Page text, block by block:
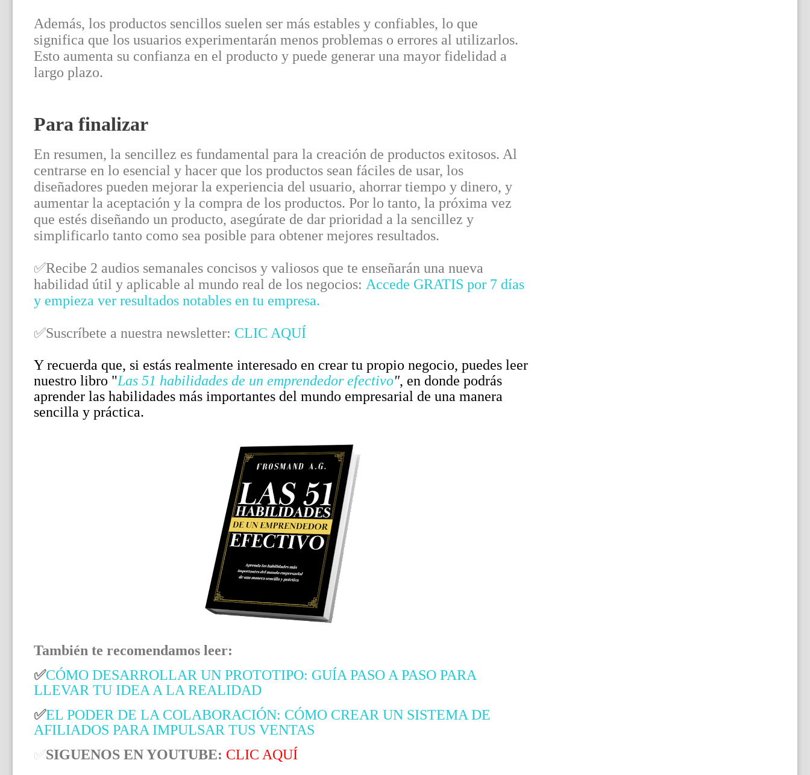
Además, los productos sencillos suelen ser más estables y confiables, lo que
significa que los usuarios experimentarán menos problemas o errores al utilizarlos.
Esto aumenta su confianza en el producto y puede generar una mayor fidelidad a
largo plazo.
Para finalizar
En resumen, la sencillez es fundamental para la creación de productos exitosos. Al
centrarse en lo esencial y hacer que los productos sean fáciles de usar, los
diseñadores pueden mejorar la experiencia del usuario, ahorrar tiempo y dinero, y
aumentar la aceptación y la compra de los productos. Por lo tanto, la próxima vez
que estés diseñando un producto, asegúrate de dar prioridad a la sencillez y
simplificarlo tanto como sea posible para obtener mejores resultados.
✅Recibe 2 audios semanales concisos y valiosos que te enseñarán una nueva
habilidad útil y aplicable al mundo real de los negocios: Accede GRATIS por 7 días
y empieza ver resultados notables en tu empresa.
✅Suscríbete a nuestra newsletter: CLIC AQUÍ
Y recuerda que, si estás realmente interesado en crear tu propio negocio, puedes leer
nuestro libro "Las 51 habilidades de un emprendedor efectivo", en donde podrás
aprender las habilidades más importantes del mundo empresarial de una manera
sencilla y práctica.
También te recomendamos leer:
✅CÓMO DESARROLLAR UN PROTOTIPO: GUÍA PASO A PASO PARA
LLEVAR TU IDEA A LA REALIDAD
✅EL PODER DE LA COLABORACIÓN: CÓMO CREAR UN SISTEMA DE
AFILIADOS PARA IMPULSAR TUS VENTAS
✅SIGUENOS EN YOUTUBE: CLIC AQUÍ